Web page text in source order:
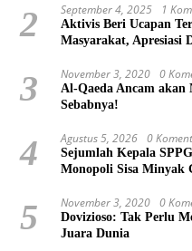
Capai Rp 100 Juta
2 September 4, 2025 1
Aktivis Beri Ucapan
Masyarakat, Apresiasi
3 November 3, 2020 0
Al-Qaeda Ancam
Sebabnya!
4 Agustus 5, 2026 0
Sejumlah Kepala
Monopoli Sisa Minyak
Pribadi
5 November 3, 2020 0
Dovizioso: Tak Perlu
Juara Dunia